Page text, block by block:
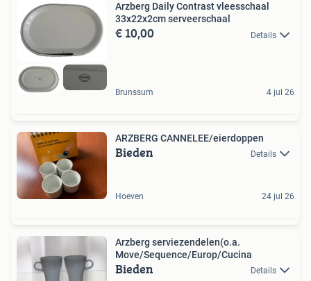
Arzberg Daily Contrast vleesschaal
33x22x2cm serveerschaal
€ 10,00 Details
Brunssum 4 jul 26
ARZBERG CANNELEE/eierdoppen
Bieden Details
Hoeven 24 jul 26
Arzberg serviezendelen(o.a.
Move/Sequence/Europ/Cucina
Bieden Details